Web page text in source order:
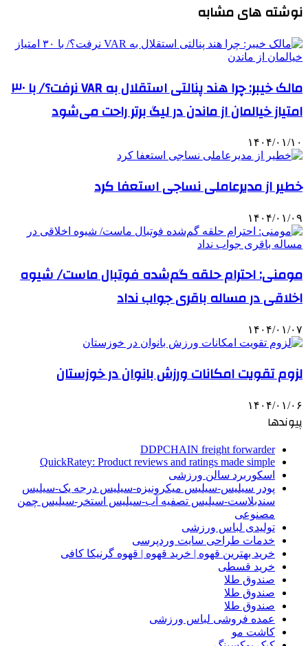
نوشته های مشابه
مالک خیبر: چرا هند پنالتی استقلال به VAR نرفت؟/ با ۳۰
امتیاز خیالمان از ماندن در لیگ برتر راحت می‌شود
۱۴۰۴/۰۱/۱۰
خطیر از مدیرعاملی نساجی استعفا کرد
۱۴۰۴/۰۱/۰۹
مومنی: احترام حلقه گم‌شده فوتبال ماست/ شیوه
اخلاقی در مساله باقری جواب نداد
۱۴۰۴/۰۱/۰۷
لزوم تقویت امکانات ورزش بانوان در خوزستان
۱۴۰۴/۰۱/۰۶
پیوندها
DDPCHAIN freight forwarder
QuickRatey: Product reviews and ratings made simple
اسکوربرد سالن ورزشی
پودر سیلیس-سیلیس میکرونیزه-سیلیس درجه یک-سیلیس
سندبلاست-سیلیس تصفیه آب-سیلیس استخر-سیلیس چمن
مصنوعی
تولیدی لباس ورزشی
خدمات طراحی سایت وردپرسی
خرید بهترین قهوه | خرید قهوه | قهوه گرنیکا کافی
خرید قسطی
صندوق طلا
صندوق طلا
صندوق طلا
عمده فروشی لباس ورزشی
کاشت مو